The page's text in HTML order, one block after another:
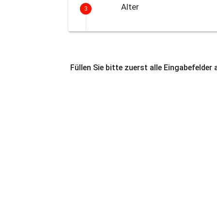
3 Alter
Füllen Sie bitte zuerst alle Eingabefelder